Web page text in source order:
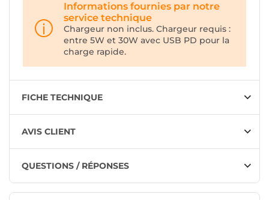
Informations fournies par notre
service technique
Chargeur non inclus. Chargeur requis :
entre 5W et 30W avec USB PD pour la
charge rapide.
FICHE TECHNIQUE
AVIS CLIENT
QUESTIONS / RÉPONSES